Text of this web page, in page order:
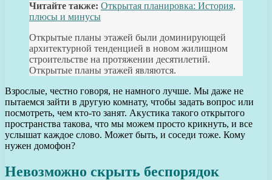
Читайте также: Открытая планировка: История,
плюсы и минусы
Открытые планы этажей были доминирующей
архитектурной тенденцией в новом жилищном
строительстве на протяжении десятилетий.
Открытые планы этажей являются.
Взрослые, честно говоря, не намного лучше. Мы даже не
пытаемся зайти в другую комнату, чтобы задать вопрос или
посмотреть, чем кто-то занят. Акустика такого открытого
пространства такова, что мы можем просто крикнуть, и все
услышат каждое слово. Может быть, и соседи тоже. Кому
нужен домофон?
Невозможно скрыть беспорядок